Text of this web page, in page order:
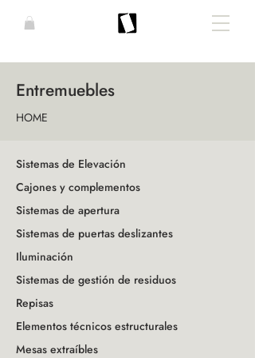
Entremuebles
HOME
Sistemas de Elevación
Cajones y complementos
Sistemas de apertura
Sistemas de puertas deslizantes
Iluminación
Sistemas de gestión de residuos
Repisas
Elementos técnicos estructurales
Mesas extraíbles